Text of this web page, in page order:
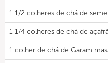
1 1/2 colheres de chá de
1 1/4 colheres de chá de
1 colher de chá de Garam